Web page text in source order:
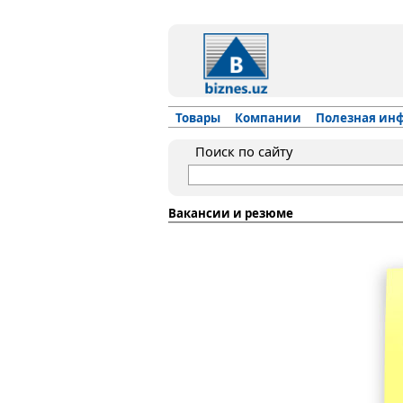
Товары Компании Полезная
Поиск по сайту
Вакансии и резюме